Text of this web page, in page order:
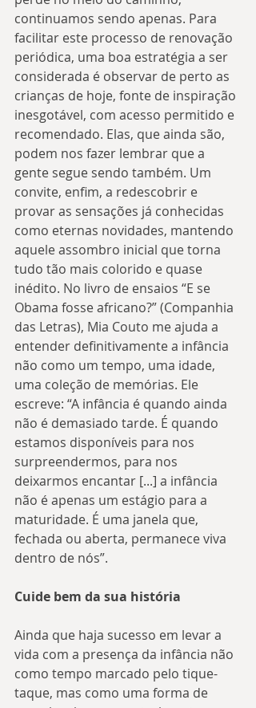
continuamos sendo apenas. Para
facilitar este processo de renovação
periódica, uma boa estratégia a ser
considerada é observar de perto as
crianças de hoje, fonte de inspiração
inesgotável, com acesso permitido e
recomendado. Elas, que ainda são,
podem nos fazer lembrar que a
gente segue sendo também. Um
convite, enfim, a redescobrir e
provar as sensações já conhecidas
como eternas novidades, mantendo
aquele assombro inicial que torna
tudo tão mais colorido e quase
inédito. No livro de ensaios “E se
Obama fosse africano?” (Companhia
das Letras), Mia Couto me ajuda a
entender definitivamente a infância
não como um tempo, uma idade,
uma coleção de memórias. Ele
escreve: “A infância é quando ainda
não é demasiado tarde. É quando
estamos disponíveis para nos
surpreendermos, para nos
deixarmos encantar [...] a infância
não é apenas um estágio para a
maturidade. É uma janela que,
fechada ou aberta, permanece viva
dentro de nós”.
Cuide bem da sua história
Ainda que haja sucesso em levar a
vida com a presença da infância não
como tempo marcado pelo tique-
taque, mas como uma forma de